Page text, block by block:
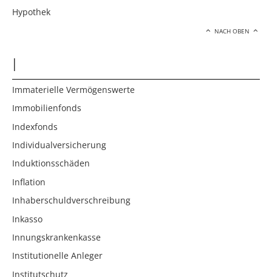
Hypothek
NACH OBEN
I
Immaterielle Vermögenswerte
Immobilienfonds
Indexfonds
Individualversicherung
Induktionsschäden
Inflation
Inhaberschuldverschreibung
Inkasso
Innungskrankenkasse
Institutionelle Anleger
Institutschutz